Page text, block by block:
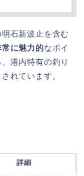
石新波止を含む
に魅力的なポイ
港内特有の釣り
れています。
詳細